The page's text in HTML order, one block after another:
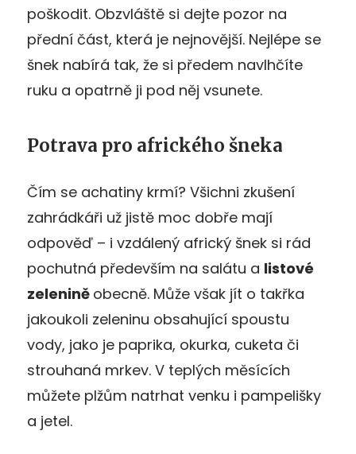
poškodit. Obzvláště si dejte pozor na
přední část, která je nejnovější. Nejlépe se
šnek nabírá tak, že si předem navlhčíte
ruku a opatrně ji pod něj vsunete.
Potrava pro afrického šneka
Čím se achatiny krmí? Všichni zkušení
zahrádkáři už jistě moc dobře mají
odpověď – i vzdálený africký šnek si rád
pochutná především na salátu a listové
zelenině obecně. Může však jít o takřka
jakoukoli zeleninu obsahující spoustu
vody, jako je paprika, okurka, cuketa či
strouhaná mrkev. V teplých měsících
můžete plžům natrhat venku i pampelišky
a jetel.